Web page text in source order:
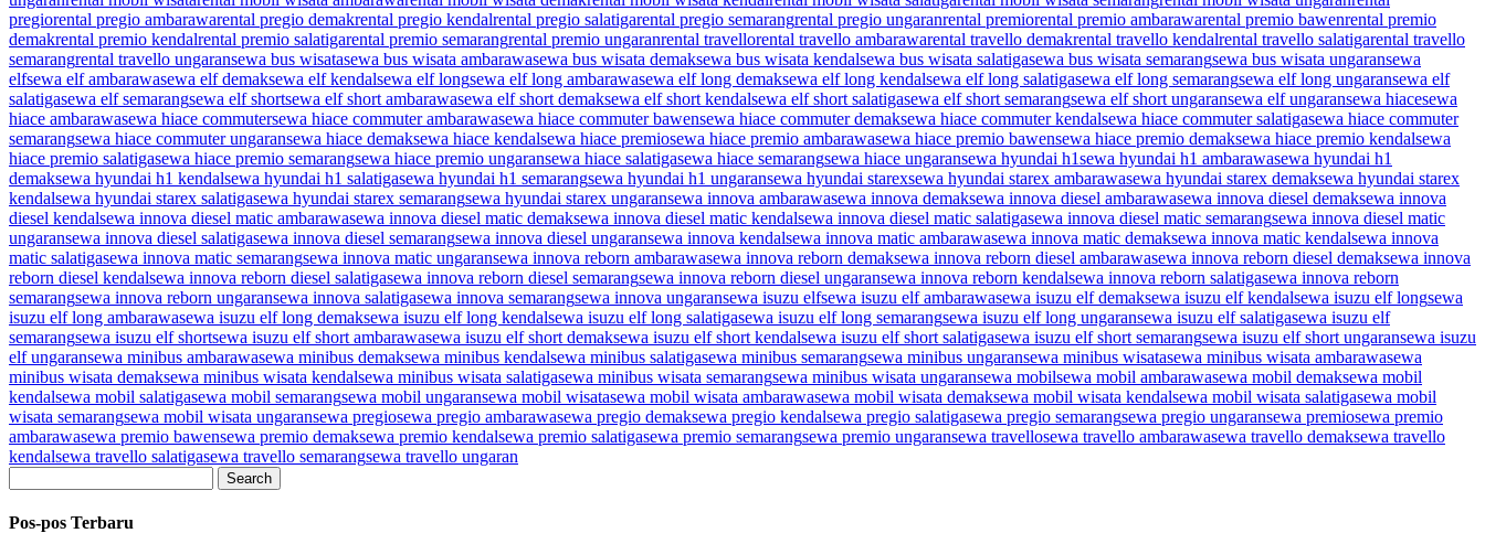
pregiorental pregio ambarawarental pregio demakrental pregio kendalrental pregio salatigarental pregio semarangrental pregio ungaranrental premiorental premio ambarawarental premio bawenrental premio
demakrental premio kendalrental premio salatigarental premio semarangrental premio ungaranrental travellorental travello ambarawarental travello demakrental travello kendalrental travello salatigarental travello
semarangrental travello ungaransewa bus wisatasewa bus wisata ambarawasewa bus wisata demaksewa bus wisata kendalsewa bus wisata salatigasewa bus wisata semarangsewa bus wisata ungaransewa
elfsewa elf ambarawasewa elf demaksewa elf kendalsewa elf longsewa elf long ambarawasewa elf long demaksewa elf long kendalsewa elf long salatigasewa elf long semarangsewa elf long ungaransewa elf
salatigasewa elf semarangsewa elf shortsewa elf short ambarawasewa elf short demaksewa elf short kendalsewa elf short salatigasewa elf short semarangsewa elf short ungaransewa elf ungaransewa hiacesewa
hiace ambarawasewa hiace commutersewa hiace commuter ambarawasewa hiace commuter bawensewa hiace commuter demaksewa hiace commuter kendalsewa hiace commuter salatigasewa hiace commuter
semarangsewa hiace commuter ungaransewa hiace demaksewa hiace kendalsewa hiace premiosewa hiace premio ambarawasewa hiace premio bawensewa hiace premio demaksewa hiace premio kendalsewa
hiace premio salatigasewa hiace premio semarangsewa hiace premio ungaransewa hiace salatigasewa hiace semarangsewa hiace ungaransewa hyundai h1sewa hyundai h1 ambarawasewa hyundai h1
demaksewa hyundai h1 kendalsewa hyundai h1 salatigasewa hyundai h1 semarangsewa hyundai h1 ungaransewa hyundai starexsewa hyundai starex ambarawasewa hyundai starex demaksewa hyundai starex
kendalsewa hyundai starex salatigasewa hyundai starex semarangsewa hyundai starex ungaransewa innova ambarawasewa innova demaksewa innova diesel ambarawasewa innova diesel demaksewa innova
diesel kendalsewa innova diesel matic ambarawasewa innova diesel matic demaksewa innova diesel matic kendalsewa innova diesel matic salatigasewa innova diesel matic semarangsewa innova diesel matic
ungaransewa innova diesel salatigasewa innova diesel semarangsewa innova diesel ungaransewa innova kendalsewa innova matic ambarawasewa innova matic demaksewa innova matic kendalsewa innova
matic salatigasewa innova matic semarangsewa innova matic ungaransewa innova reborn ambarawasewa innova reborn demaksewa innova reborn diesel ambarawasewa innova reborn diesel demaksewa innova
reborn diesel kendalsewa innova reborn diesel salatigasewa innova reborn diesel semarangsewa innova reborn diesel ungaransewa innova reborn kendalsewa innova reborn salatigasewa innova reborn
semarangsewa innova reborn ungaransewa innova salatigasewa innova semarangsewa innova ungaransewa isuzu elfsewa isuzu elf ambarawasewa isuzu elf demaksewa isuzu elf kendalsewa isuzu elf longsewa
isuzu elf long ambarawasewa isuzu elf long demaksewa isuzu elf long kendalsewa isuzu elf long salatigasewa isuzu elf long semarangsewa isuzu elf long ungaransewa isuzu elf salatigasewa isuzu elf
semarangsewa isuzu elf shortsewa isuzu elf short ambarawasewa isuzu elf short demaksewa isuzu elf short kendalsewa isuzu elf short salatigasewa isuzu elf short semarangsewa isuzu elf short ungaransewa isuzu
elf ungaransewa minibus ambarawasewa minibus demaksewa minibus kendalsewa minibus salatigasewa minibus semarangsewa minibus ungaransewa minibus wisatasewa minibus wisata ambarawasewa
minibus wisata demaksewa minibus wisata kendalsewa minibus wisata salatigasewa minibus wisata semarangsewa minibus wisata ungaransewa mobilsewa mobil ambarawasewa mobil demaksewa mobil
kendalsewa mobil salatigasewa mobil semarangsewa mobil ungaransewa mobil wisatasewa mobil wisata ambarawasewa mobil wisata demaksewa mobil wisata kendalsewa mobil wisata salatigasewa mobil
wisata semarangsewa mobil wisata ungaransewa pregiosewa pregio ambarawasewa pregio demaksewa pregio kendalsewa pregio salatigasewa pregio semarangsewa pregio ungaransewa premiosewa premio
ambarawasewa premio bawensewa premio demaksewa premio kendalsewa premio salatigasewa premio semarangsewa premio ungaransewa travellosewa travello ambarawasewa travello demaksewa travello
kendalsewa travello salatigasewa travello semarangsewa travello ungaran
Search
Pos-pos Terbaru